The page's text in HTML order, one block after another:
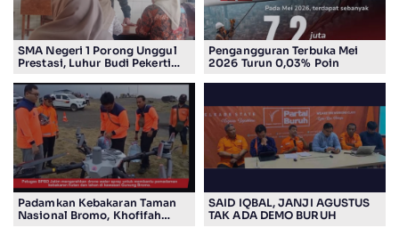
SMA Negeri 1 Porong Unggul
Prestasi, Luhur Budi Pekerti
Sosialisasi Program Sekolah
Pengangguran Terbuka Mei
2026 Turun 0,03% Poin
Padamkan Kebakaran Taman
Nasional Bromo, Khofifah
SAID IQBAL, JANJI AGUSTUS
TAK ADA DEMO BURUH